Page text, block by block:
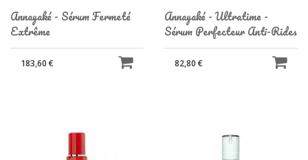
Annayaké - Sérum Fermeté
Extrême
183,60 €
Annayaké - Ultratime -
Sérum Perfecteur Anti-Rides
82,80 €